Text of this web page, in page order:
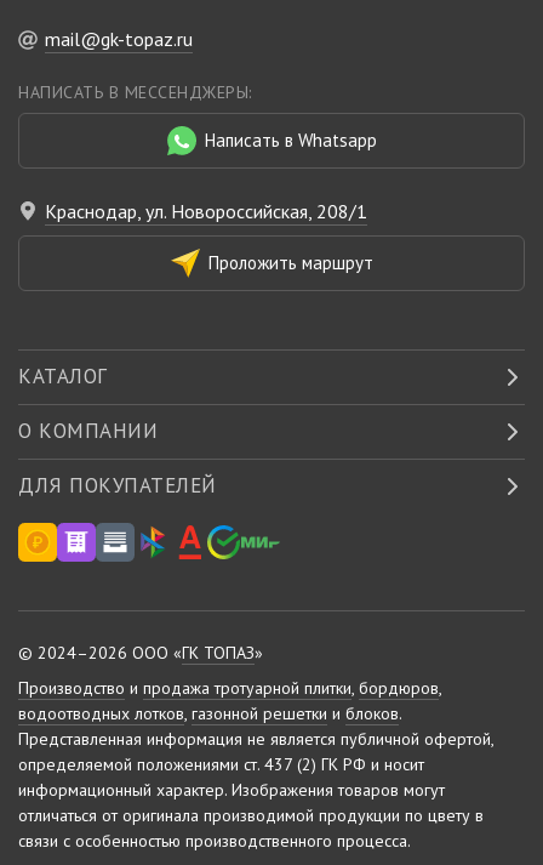
mail@gk-topaz.ru
НАПИСАТЬ В МЕССЕНДЖЕРЫ:
Написать в Whatsapp
Краснодар, ул. Новороссийская, 208/1
Проложить маршрут
КАТАЛОГ
О КОМПАНИИ
ДЛЯ ПОКУПАТЕЛЕЙ
© 2024–2026 ООО «ГК ТОПАЗ»
Производство и продажа тротуарной плитки, бордюров,
водоотводных лотков, газонной решетки и блоков.
Представленная информация не является публичной офертой,
определяемой положениями ст. 437 (2) ГК РФ и носит
информационный характер. Изображения товаров могут
отличаться от оригинала производимой продукции по цвету в
связи с особенностью производственного процесса.